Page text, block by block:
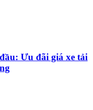
Ưu đãi giá xe tải